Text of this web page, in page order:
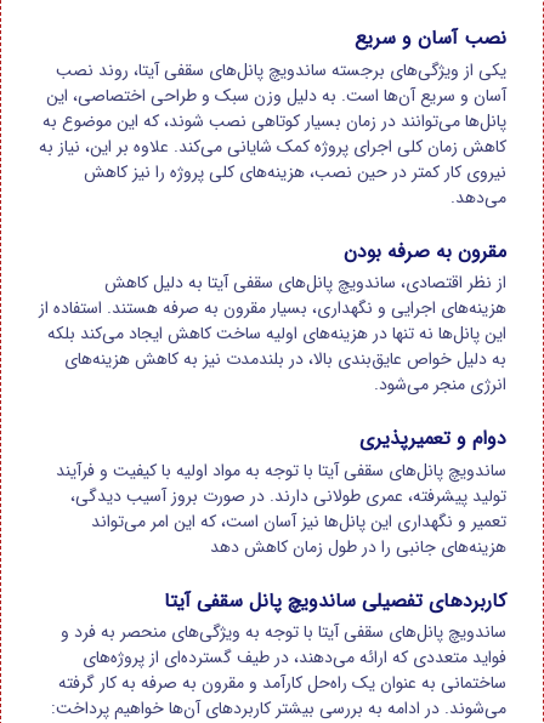
نصب آسان و سریع
یکی از ویژگی‌های برجسته ساندویچ پانل‌های سقفی آیتا، روند نصب
آسان و سریع آن‌ها است. به دلیل وزن سبک و طراحی اختصاصی، این
پانل‌ها می‌توانند در زمان بسیار کوتاهی نصب شوند، که این موضوع به
کاهش زمان کلی اجرای پروژه کمک شایانی می‌کند. علاوه بر این، نیاز به
نیروی کار کمتر در حین نصب، هزینه‌های کلی پروژه را نیز کاهش
می‌دهد.
مقرون به صرفه بودن
از نظر اقتصادی، ساندویچ پانل‌های سقفی آیتا به دلیل کاهش
هزینه‌های اجرایی و نگهداری، بسیار مقرون به صرفه هستند. استفاده از
این پانل‌ها نه تنها در هزینه‌های اولیه ساخت کاهش ایجاد می‌کند بلکه
به دلیل خواص عایق‌بندی بالا، در بلندمدت نیز به کاهش هزینه‌های
انرژی منجر می‌شود.
دوام و تعمیرپذیری
ساندویچ پانل‌های سقفی آیتا با توجه به مواد اولیه با کیفیت و فرآیند
تولید پیشرفته، عمری طولانی دارند. در صورت بروز آسیب دیدگی،
تعمیر و نگهداری این پانل‌ها نیز آسان است، که این امر می‌تواند
هزینه‌های جانبی را در طول زمان کاهش دهد
کاربردهای تفصیلی ساندویچ پانل سقفی آیتا
ساندویچ پانل‌های سقفی آیتا با توجه به ویژگی‌های منحصر به فرد و
فواید متعددی که ارائه می‌دهند، در طیف گسترده‌ای از پروژه‌های
ساختمانی به عنوان یک راه‌حل کارآمد و مقرون به صرفه به کار گرفته
می‌شوند. در ادامه به بررسی بیشتر کاربردهای آن‌ها خواهیم پرداخت: